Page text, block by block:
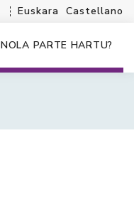
Euskara Castellano
NOLA PARTE HARTU?